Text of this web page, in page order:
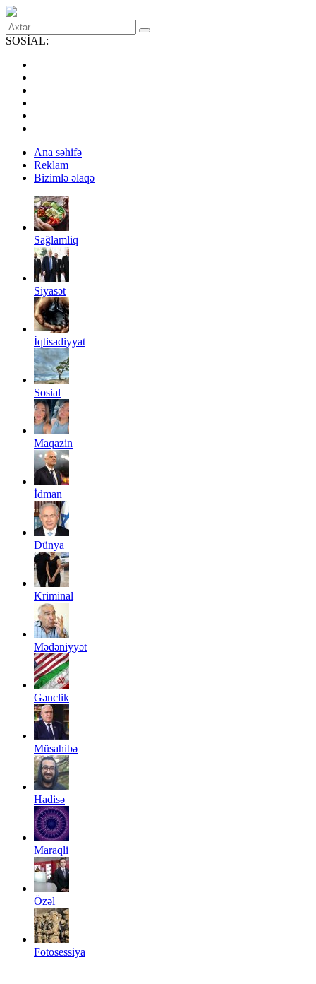
SOSİAL:
Ana səhifə
Reklam
Bizimlə əlaqə
Sağlamliq
Siyasət
İqtisadiyyat
Sosial
Maqazin
İdman
Dünya
Kriminal
Mədəniyyət
Gənclik
Müsahibə
Hadisə
Maraqli
Özəl
Fotosessiya